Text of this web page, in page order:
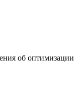
об